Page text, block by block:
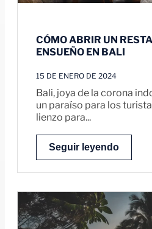
CÓMO ABRIR UN
ENSUEÑO EN BALI
15 DE ENERO DE 2024
Bali, joya de la corona
un paraíso para los
lienzo para...
Seguir leyendo